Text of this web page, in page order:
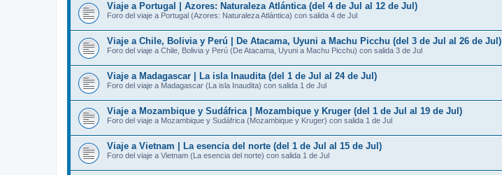
Viaje a Portugal | Azores: Naturaleza Atlántica (del 4 de Jul al 12 de Jul)
Foro del viaje a Portugal (Azores: Naturaleza Atlántica) con salida 4 de Jul
Viaje a Chile, Bolivia y Perú | De Atacama, Uyuni a Machu Picchu (del 3 de Jul al 26 de Jul)
Foro del viaje a Chile, Bolivia y Perú (De Atacama, Uyuni a Machu Picchu) con salida 3 de Jul
Viaje a Madagascar | La isla Inaudita (del 1 de Jul al 24 de Jul)
Foro del viaje a Madagascar (La isla Inaudita) con salida 1 de Jul
Viaje a Mozambique y Sudáfrica | Mozambique y Kruger (del 1 de Jul al 19 de Jul)
Foro del viaje a Mozambique y Sudáfrica (Mozambique y Kruger) con salida 1 de Jul
Viaje a Vietnam | La esencia del norte (del 1 de Jul al 15 de Jul)
Foro del viaje a Vietnam (La esencia del norte) con salida 1 de Jul